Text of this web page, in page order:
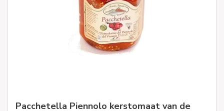
Pacchetella Piennolo kerstomaat van de